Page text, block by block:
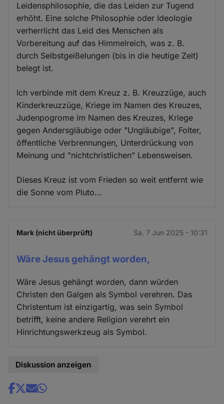
Leidensphilosophie, die das Leiden zur Tugend
erhöht. Eine solche Philosophie oder Ideologie
verherrlicht das Leid des Menschen als
Vorbereitung auf das Himmelreich, was z. B.
durch Selbstgeißelungen (bis in die heutige Zeit)
belegt ist.
Ich verbinde mit dem Kreuz z. B. Kreuzzüge, auch
Kinderkreuzzüge, Kriege im Namen des Kreuzes,
Judenpogrome im Namen des Kreuzes, Kriege
gegen Andersgläubige oder "Ungläubige", Folter,
öffentliche Verbrennungen, Unterdrückung von
Meinung und "nichtchristlichen" Lebensweisen.
Dieses Kreuz ist vom Frieden so weit entfernt wie
die Sonne vom Pluto...
Mark (nicht überprüft) Sa. 7 Jun 2025 - 10:31
Wäre Jesus gehängt worden,
Wäre Jesus gehängt worden, dann würden
Christen den Galgen als Symbol verehren. Das
Christentum ist einzigartig, was sein Symbol
betrifft, keine andere Religion verehrt ein
Hinrichtungswerkzeug als Symbol.
Diskussion anzeigen
Share